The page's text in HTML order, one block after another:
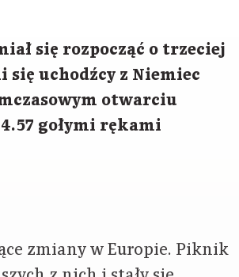
się rozpocząć o trzeciej
uchodźcy z Niemiec
otwarciu
gołymi rękami
zmiany w Europie. Piknik